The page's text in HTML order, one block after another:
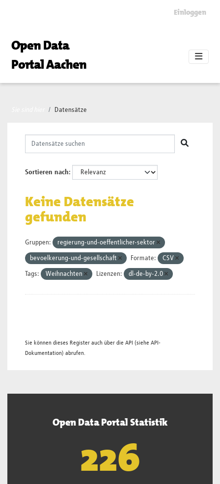
Einloggen
Open Data
Portal Aachen
Datensätze
Sortieren nach
Keine Datensätze
gefunden
Gruppen: regierung-und-oeffentlicher-sektor
bevoelkerung-und-gesellschaft Formate: CSV
Tags: Weihnachten Lizenzen: dl-de-by-2.0
Sie können dieses Register auch über die API (siehe API-
Dokumentation) abrufen.
Open Data Portal Statistik
226